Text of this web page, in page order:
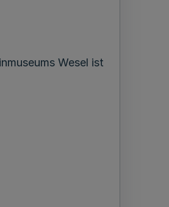
Wesel ist